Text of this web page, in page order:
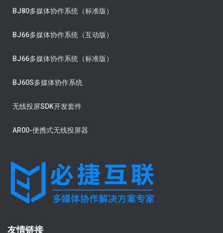
BJ80多媒体协作系统（标准版）
BJ66多媒体协作系统（互动版）
BJ66多媒体协作系统（标准版）
BJ60S多媒体协作系统
无线投屏SDK开发套件
AR00-便携式无线投屏器
友情链接